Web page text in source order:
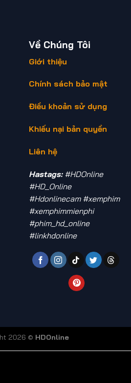
Về Chúng Tôi
Giới thiệu
Chính sách bảo mật
Điều khoản sử dụng
Khiếu nại bản quyền
Liên hệ
Hastags:#HDOnline
#HD_Online
#Hdonlinecam #xemphim
#xemphimmienphi
#phim_hd_online
#linkhdonline
2026 © HDOnline